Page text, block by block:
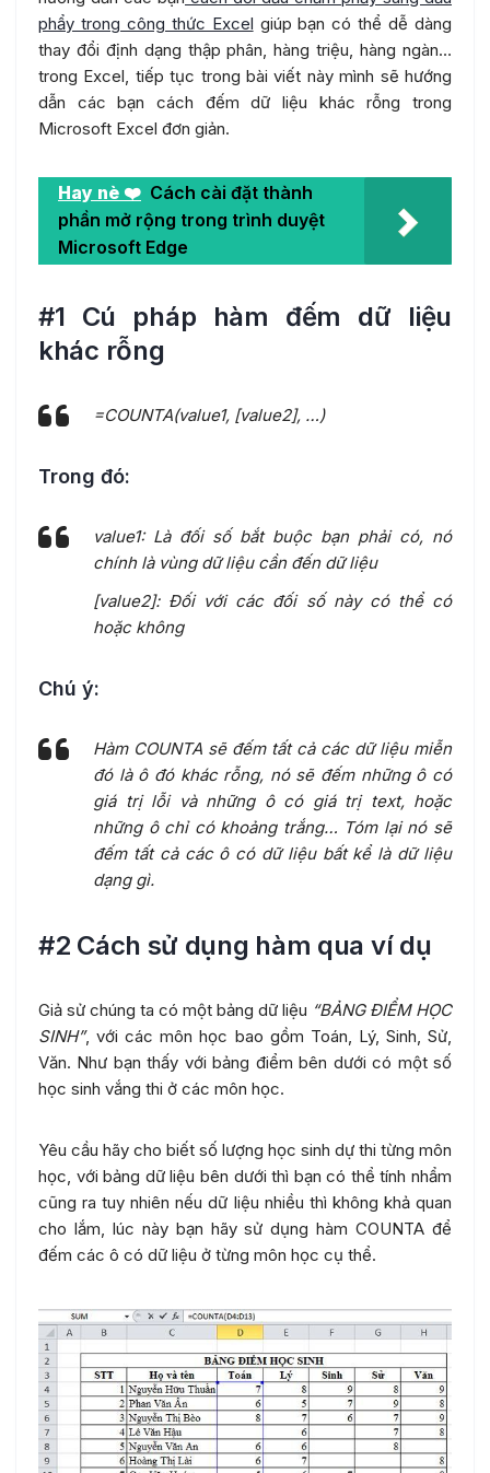
phẩy trong công thức Excel giúp bạn có thể dễ dàng
thay đổi định dạng thập phân, hàng triệu, hàng ngàn…
trong Excel, tiếp tục trong bài viết này mình sẽ hướng
dẫn các bạn cách đếm dữ liệu khác rỗng trong
Microsoft Excel đơn giản.
Hay nè ❤️ Cách cài đặt thành
phần mở rộng trong trình duyệt
Microsoft Edge
#1 Cú pháp hàm đếm dữ liệu
khác rỗng
=COUNTA(value1, [value2], …)
Trong đó:
value1: Là đối số bắt buộc bạn phải có, nó
chính là vùng dữ liệu cần đến dữ liệu
[value2]: Đối với các đối số này có thể có
hoặc không
Chú ý:
Hàm COUNTA sẽ đếm tất cả các dữ liệu miễn
đó là ô đó khác rỗng, nó sẽ đếm những ô có
giá trị lỗi và những ô có giá trị text, hoặc
những ô chỉ có khoảng trắng… Tóm lại nó sẽ
đếm tất cả các ô có dữ liệu bất kể là dữ liệu
dạng gì.
#2 Cách sử dụng hàm qua ví dụ
Giả sử chúng ta có một bảng dữ liệu “BẢNG ĐIỂM HỌC
SINH”, với các môn học bao gồm Toán, Lý, Sinh, Sử,
Văn. Như bạn thấy với bảng điểm bên dưới có một số
học sinh vắng thi ở các môn học.
Yêu cầu hãy cho biết số lượng học sinh dự thi từng môn
học, với bảng dữ liệu bên dưới thì bạn có thể tính nhẩm
cũng ra tuy nhiên nếu dữ liệu nhiều thì không khả quan
cho lắm, lúc này bạn hãy sử dụng hàm COUNTA để
đếm các ô có dữ liệu ở từng môn học cụ thể.